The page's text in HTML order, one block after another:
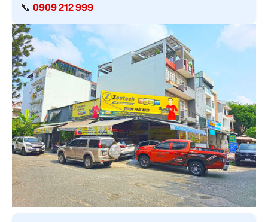
📞 0909 212 999